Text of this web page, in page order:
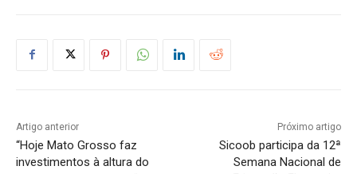
Artigo anterior
“Hoje Mato Grosso faz
investimentos à altura do
Próximo artigo
Sicoob participa da 12ª
Semana Nacional de